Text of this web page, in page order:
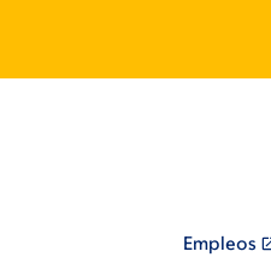
Empleos